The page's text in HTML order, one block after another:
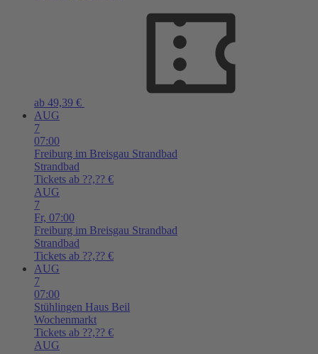
ab 49,39 €
AUG
7
07:00
Freiburg im Breisgau Strandbad
Strandbad
Tickets ab ??,?? €
AUG
7
Fr, 07:00
Freiburg im Breisgau Strandbad
Strandbad
Tickets ab ??,?? €
AUG
7
07:00
Stühlingen Haus Beil
Wochenmarkt
Tickets ab ??,?? €
AUG